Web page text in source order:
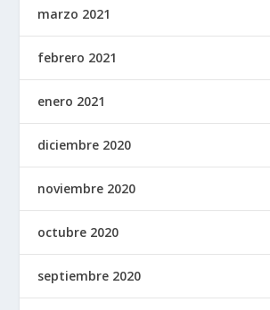
marzo 2021
febrero 2021
enero 2021
diciembre 2020
noviembre 2020
octubre 2020
septiembre 2020